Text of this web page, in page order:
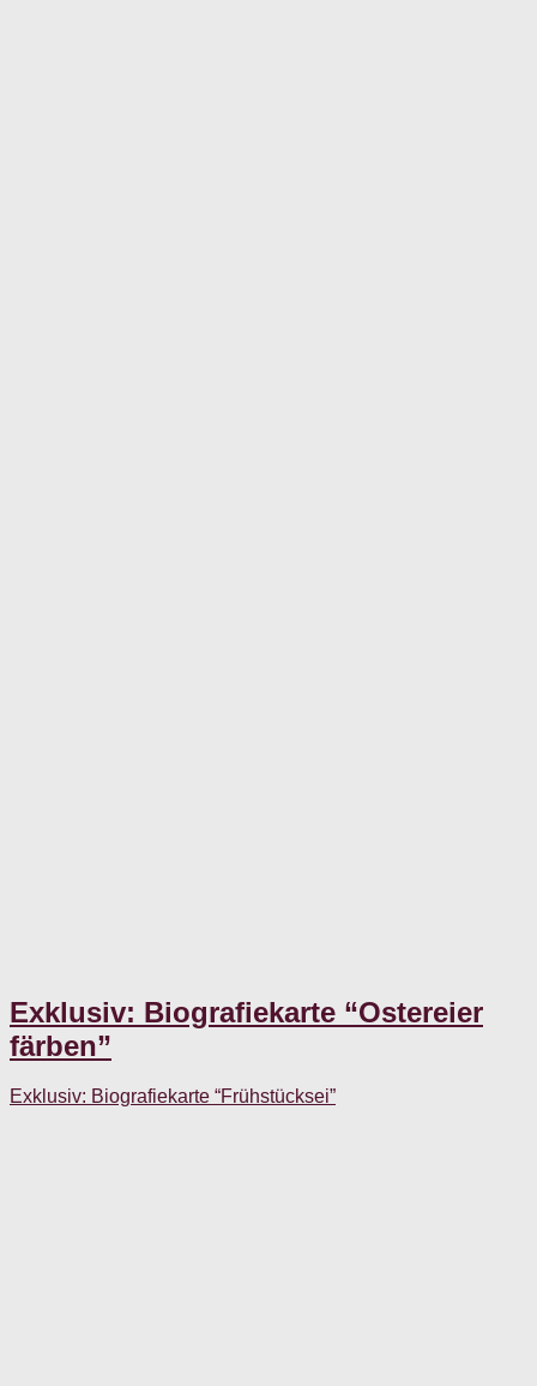
Exklusiv: Biografiekarte “Ostereier
färben”
Exklusiv: Biografiekarte “Frühstücksei”